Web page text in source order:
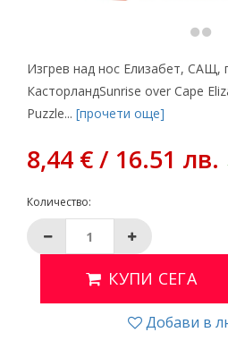
Изгрев над нос Елизабет, САЩ,
КасторландSunrise over Cape
Puzzle... [прочети още]
8,44 € / 16.51 лв.
Количество:
КУПИ СЕГА
Добави в